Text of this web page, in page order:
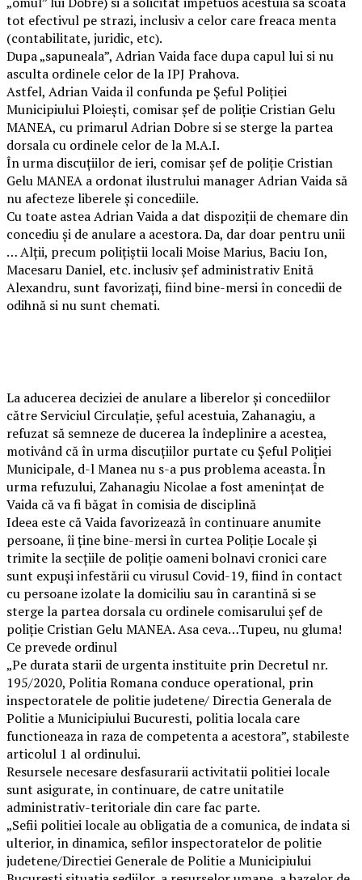
tot efectivul pe strazi, inclusiv a celor care freaca menta
(contabilitate, juridic, etc).
Dupa „sapuneala”, Adrian Vaida face dupa capul lui si nu
asculta ordinele celor de la IPJ Prahova.
Astfel, Adrian Vaida il confunda pe Şeful Poliţiei
Municipiului Ploieşti, comisar şef de poliţie Cristian Gelu
MANEA, cu primarul Adrian Dobre si se sterge la partea
dorsala cu ordinele celor de la M.A.I.
În urma discuțiilor de ieri, comisar şef de poliţie Cristian
Gelu MANEA a ordonat ilustrului manager Adrian Vaida să
nu afecteze liberele și concediile.
Cu toate astea Adrian Vaida a dat dispoziții de chemare din
concediu și de anulare a acestora. Da, dar doar pentru unii
… Alții, precum polițiștii locali Moise Marius, Baciu Ion,
Macesaru Daniel, etc. inclusiv șef administrativ Enită
Alexandru, sunt favorizați, fiind bine-mersi în concedii de
odihnă si nu sunt chemati.
La aducerea deciziei de anulare a liberelor și concediilor
către Serviciul Circulație, șeful acestuia, Zahanagiu, a
refuzat să semneze de ducerea la îndeplinire a acestea,
motivând că în urma discuțiilor purtate cu Șeful Poliției
Municipale, d-l Manea nu s-a pus problema aceasta. În
urma refuzului, Zahanagiu Nicolae a fost amenințat de
Vaida că va fi băgat în comisia de disciplină
Ideea este că Vaida favorizează în continuare anumite
persoane, îi ține bine-mersi în curtea Poliție Locale și
trimite la secțiile de poliție oameni bolnavi cronici care
sunt expuși infestării cu virusul Covid-19, fiind în contact
cu persoane izolate la domiciliu sau în carantină si se
sterge la partea dorsala cu ordinele comisarului şef de
poliţie Cristian Gelu MANEA. Asa ceva…Tupeu, nu gluma!
Ce prevede ordinul
„Pe durata starii de urgenta instituite prin Decretul nr.
195/2020, Politia Romana conduce operational, prin
inspectoratele de politie judetene/ Directia Generala de
Politie a Municipiului Bucuresti, politia locala care
functioneaza in raza de competenta a acestora”, stabileste
articolul 1 al ordinului.
Resursele necesare desfasurarii activitatii politiei locale
sunt asigurate, in continuare, de catre unitatile
administrativ-teritoriale din care fac parte.
„Sefii politiei locale au obligatia de a comunica, de indata si
ulterior, in dinamica, sefilor inspectoratelor de politie
judetene/Directiei Generale de Politie a Municipiului